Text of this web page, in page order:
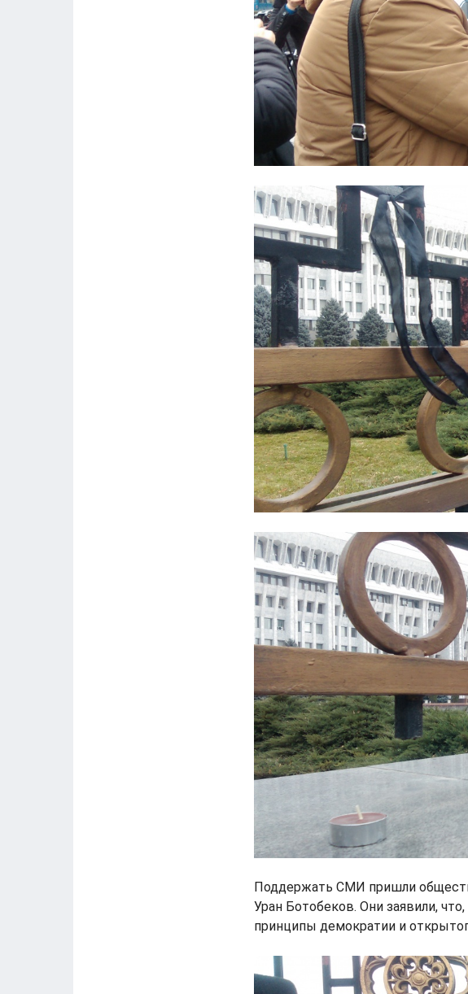
Поддержать СМИ пришли
Уран Ботобеков. Они заявили,
принципы демократии и